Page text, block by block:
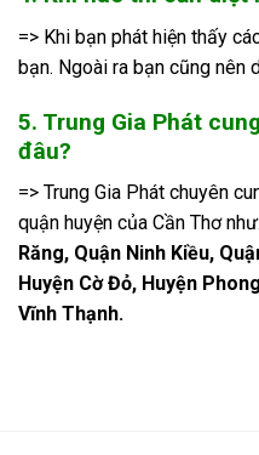
=> Khi bạn phát hiện thấy
bạn. Ngoài ra bạn cũng nên
5. Trung Gia Phát
đâu?
=> Trung Gia Phát chuyên
quận huyện của Cần Thơ như:
Răng, Quận Ninh Kiều,
Huyện Cờ Đỏ, Huyện
Vĩnh Thạnh.